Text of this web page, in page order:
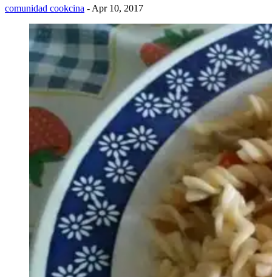
comunidad cookcina - Apr 10, 2017